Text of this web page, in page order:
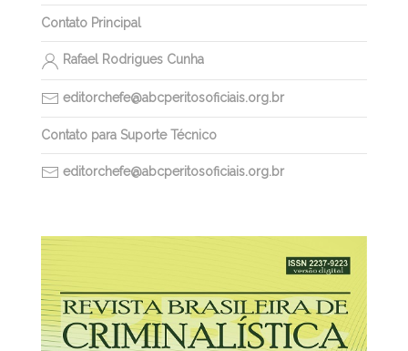
Contato Principal
Rafael Rodrigues Cunha
editorchefe@abcperitosoficiais.org.br
Contato para Suporte Técnico
editorchefe@abcperitosoficiais.org.br